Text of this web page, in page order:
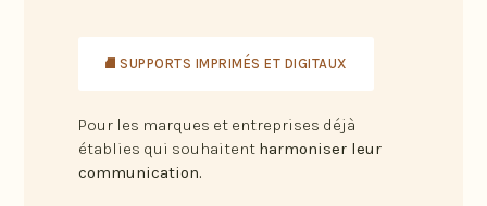
⛘ SUPPORTS IMPRIMÉS ET DIGITAUX
Pour les marques et entreprises déjà
établies qui souhaitent harmoniser leur
communication.